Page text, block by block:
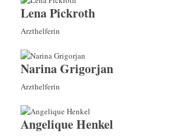
Lena Pickroth
Arzthelferin
Narina Grigorjan
Arzthelferin
Angelique Henkel